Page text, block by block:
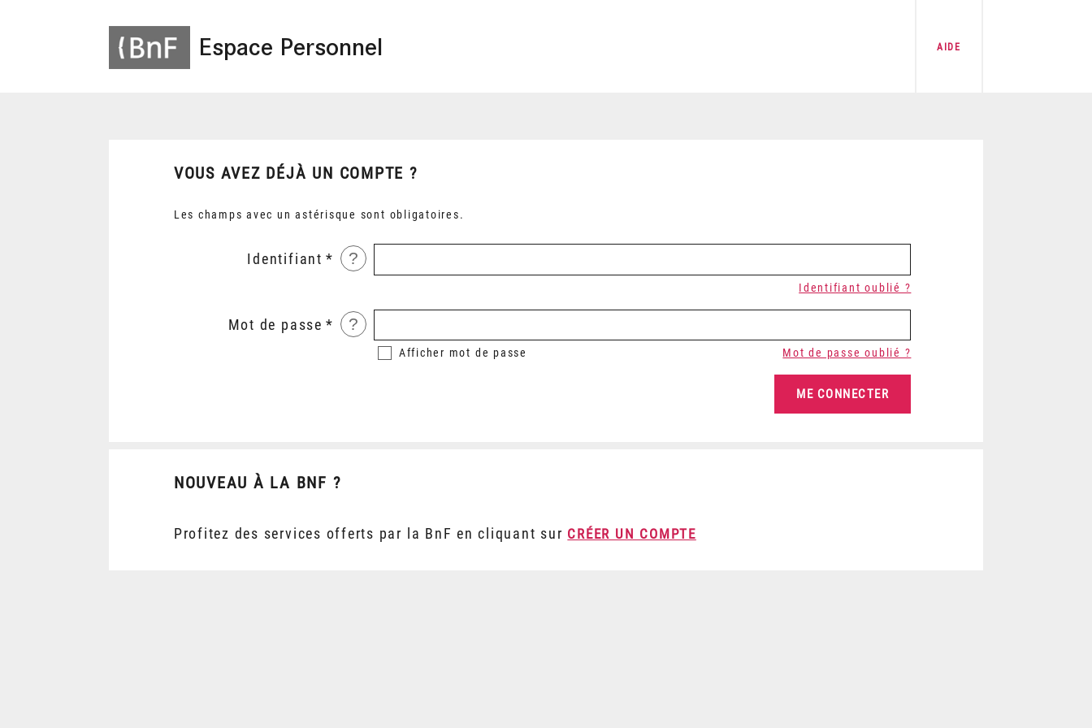
Espace Personnel AIDE
VOUS AVEZ DÉJÀ UN COMPTE ?
Les champs avec un astérisque sont obligatoires.
Identifiant ?
Identifiant oublié ?
Mot de passe ?
Afficher mot de passe Mot de passe oublié ?
NOUVEAU À LA BNF ?
Profitez des services offerts par la BnF en cliquant sur CRÉER UN COMPTE